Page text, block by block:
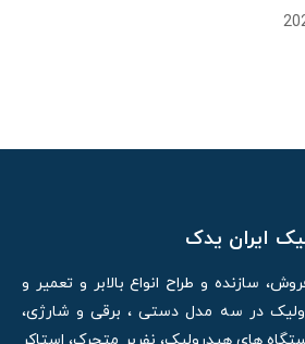
ایران یدک
سازنده و طراح انواع بالابر و تعمیر و
در سه مدل دستی ، برقی و شارژی،
های هیدرولیک، نفربر متحرک، استاکر